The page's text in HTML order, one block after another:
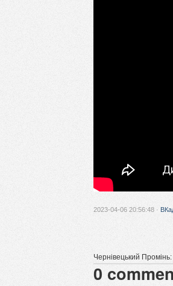
2023-04-06 20:56:48 ·
Чернівецький
0